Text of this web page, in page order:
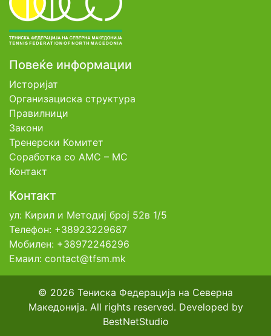
Повеќе информации
Историјат
Организациска структура
Правилници
Закони
Тренерски Комитет
Соработка со АМС – МС
Контакт
Контакт
ул: Кирил и Методиј број 52в 1/5
Телефон: +38923229687
Мобилен: +38972246296
Емаил: contact@tfsm.mk
© 2026 Тениска Федерација на Северна
Македонија. All rights reserved. Developed by
BestNetStudio